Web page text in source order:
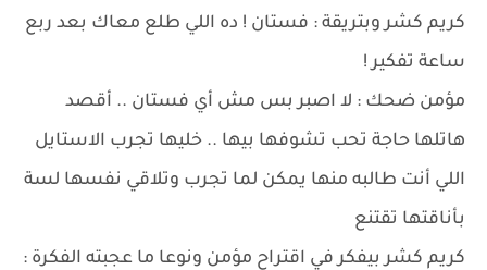
كريم كشر وبتريقة : فستان ! ده اللي طلع معاك بعد ربع
ساعة تفكير !
مؤمن ضحك : لا اصبر بس مش أي فستان .. أقصد
هاتلها حاجة تحب تشوفها بيها .. خليها تجرب الاستايل
اللي أنت طالبه منها يمكن لما تجرب وتلاقي نفسها لسة
بأناقتها تقتنع
كريم كشر بيفكر في اقتراح مؤمن ونوعا ما عجبته الفكرة :